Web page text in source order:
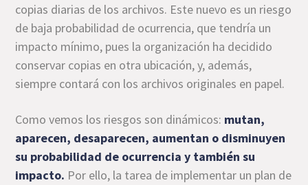
copias diarias de los archivos. Este nuevo es un riesgo
de baja probabilidad de ocurrencia, que tendría un
impacto mínimo, pues la organización ha decidido
conservar copias en otra ubicación, y, además,
siempre contará con los archivos originales en papel.
Como vemos los riesgos son dinámicos: mutan,
aparecen, desaparecen, aumentan o disminuyen
su probabilidad de ocurrencia y también su
impacto. Por ello, la tarea de implementar un plan de